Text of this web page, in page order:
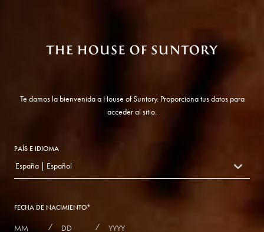
Te damos la bienvenida a House of Suntory. Proporciona tus datos para
acceder al sitio.
PAÍS E IDIOMA
countryDropdown
España | Español
FECHA DE NACIMIENTO*
MONTHS
/ DAYS / YEAR